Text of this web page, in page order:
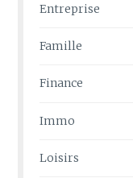
Entreprise
Famille
Finance
Immo
Loisirs